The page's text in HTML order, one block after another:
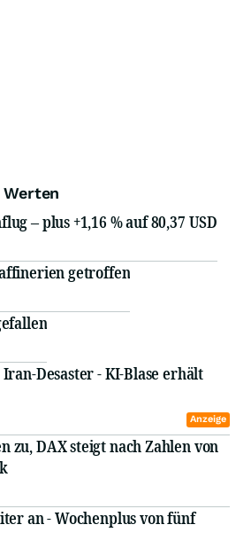
– plus +1,16 % auf 80,37 USD
getroffen
Desaster - KI-Blase erhält
Anzeige
zu, DAX steigt nach Zahlen von
an - Wochenplus von fünf